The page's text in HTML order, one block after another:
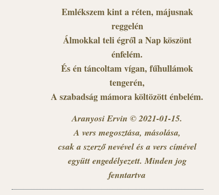
Emlékszem kint a réten, májusnak
reggelén
Álmokkal teli égről a Nap köszönt
énfelém.
És én táncoltam vígan, fűhullámok
tengerén,
A szabadság mámora költözött énbelém.
Aranyosi Ervin © 2021-01-15.
A vers megosztása, másolása,
csak a szerző nevével és a vers címével
együtt engedélyezett. Minden jog
fenntartva